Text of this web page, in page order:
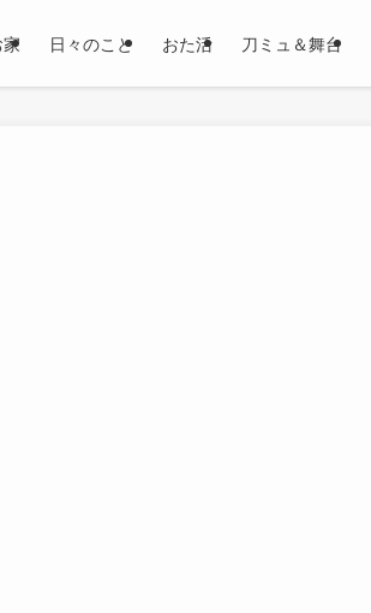
日々のこと おた活 刀ミュ＆舞台